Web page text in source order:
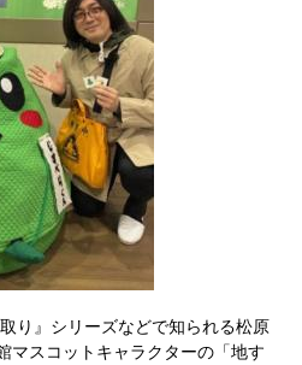
』シリーズなどで知られる松原
マスコットキャラクターの「地す